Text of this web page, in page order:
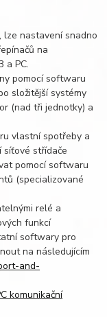
lze nastavení snadno
na
a PC.
pomocí softwaru
složitější systémy
(nad tři jednotky) a
vlastní spotřeby a
síťové střídače
pomocí softwaru
(specializované
relé a
funkcí
softwary pro
na následujícím
and-
komunikační